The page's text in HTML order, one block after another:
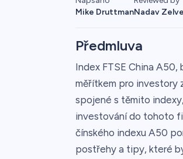
Mike DruttmanNadav
Předmluva
Index FTSE China
měřítkem pro investory
spojené s těmito
investování do tohoto
čínského indexu A50
postřehy a tipy, které